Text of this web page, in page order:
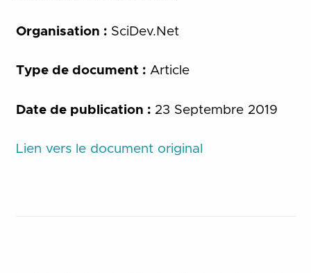
Organisation : SciDev.Net
Type de document : Article
Date de publication : 23 Septembre 2019
Lien vers le document original